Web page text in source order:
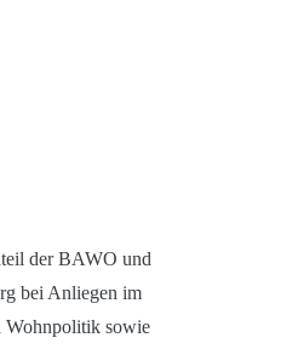
der BAWO und
bei Anliegen im
Wohnpolitik sowie